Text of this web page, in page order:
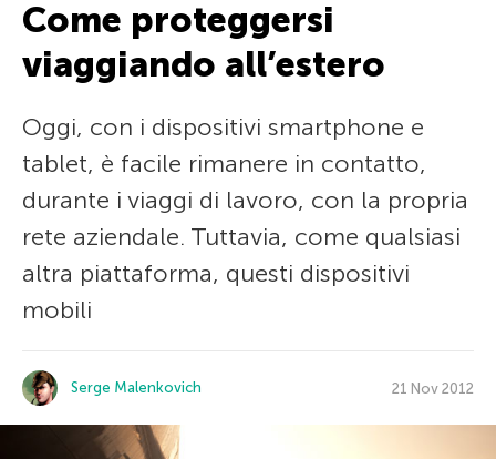
Come proteggersi
viaggiando all’estero
Oggi, con i dispositivi smartphone e
tablet, è facile rimanere in contatto,
durante i viaggi di lavoro, con la propria
rete aziendale. Tuttavia, come qualsiasi
altra piattaforma, questi dispositivi
mobili
Serge Malenkovich 21 Nov 2012